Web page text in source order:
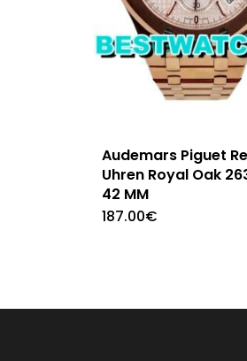
Audemars Piguet
Uhren Royal Oak
42 MM
187.00€